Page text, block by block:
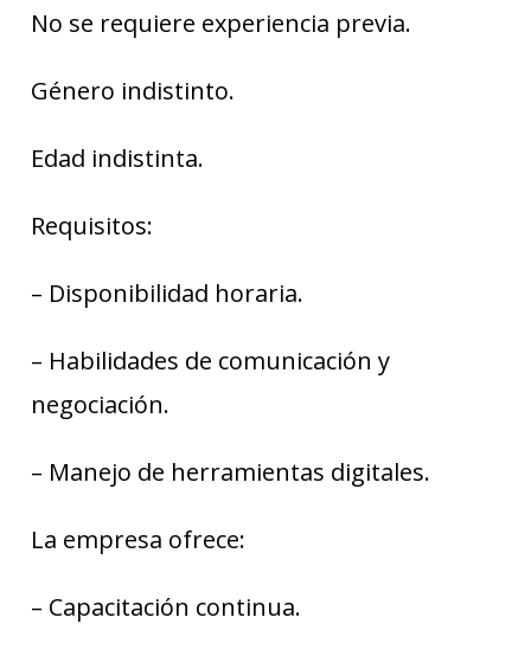
No se requiere experiencia previa.
Género indistinto.
Edad indistinta.
Requisitos:
– Disponibilidad horaria.
– Habilidades de comunicación y
negociación.
– Manejo de herramientas digitales.
La empresa ofrece:
– Capacitación continua.